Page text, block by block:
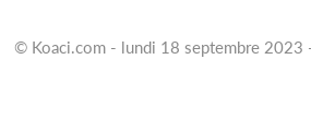
© Koaci.com - lundi 18 septembre 2023